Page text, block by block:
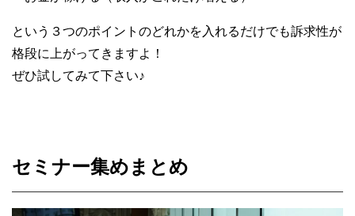
という３つのポイントのどれかを入れるだけでも訴求性が
格段に上がってきますよ！
ぜひ試してみて下さい♪
セミナー集めまとめ